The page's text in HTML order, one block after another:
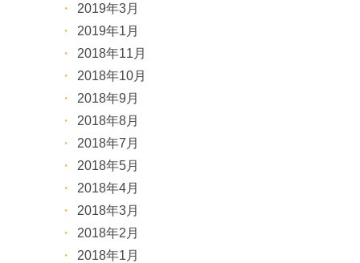
2019年3月
2019年1月
2018年11月
2018年10月
2018年9月
2018年8月
2018年7月
2018年5月
2018年4月
2018年3月
2018年2月
2018年1月